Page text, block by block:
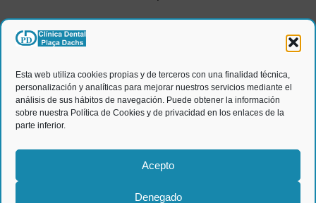
Esta web utiliza cookies propias y de terceros con una finalidad técnica,
personalización y analíticas para mejorar nuestros servicios mediante el
análisis de sus hábitos de navegación. Puede obtener la información
sobre nuestra Política de Cookies y de privacidad en los enlaces de la
parte inferior.
Acepto
Denegado
comerciales.
ENVIAR